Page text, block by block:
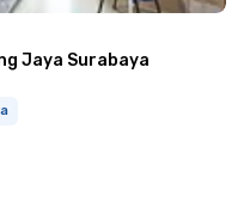
Jaya Surabaya